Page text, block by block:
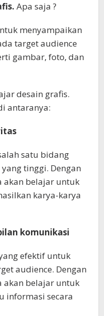
Apa saja ?
menyampaikan
target audience
gambar, foto, dan
desain grafis.
antaranya:
satu bidang
tinggi. Dengan
akan belajar untuk
karya-karya
komunikasi
efektif untuk
audience. Dengan
akan belajar untuk
informasi secara